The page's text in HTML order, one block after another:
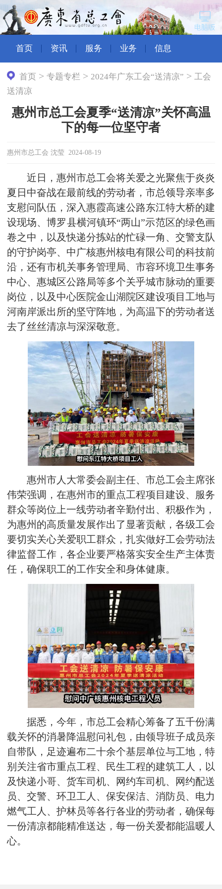
首页 资讯 服务 业务 信息
首页 >专题专栏 > 2024年广东工会“送清凉” > 工会
送清凉
惠州市总工会夏季“送清凉”关怀高温
下的每一位坚守者
惠州市总工会 沈莹 2024-08-19
近日，惠州市总工会将关爱之光聚焦于炎炎
夏日中奋战在最前线的劳动者，市总领导亲率多
支慰问队伍，深入惠霞高速公路东江特大桥的建
设现场、博罗县横河镇环“两山”示范区的绿色画
卷之中，以及快递分拣站的忙碌一角、交警支队
的守护岗亭、中广核惠州核电有限公司的科技前
沿，还有市机关事务管理局、市容环境卫生事务
中心、惠城区公路局等多个关乎城市脉动的重要
岗位，以及中心医院金山湖院区建设项目工地与
河南岸派出所的坚守阵地，为高温下的劳动者送
去了丝丝清凉与深深敬意。
惠州市人大常委会副主任、市总工会主席张
伟荣强调，在惠州市的重点工程项目建设、服务
群众等岗位上一线劳动者辛勤付出、积极作为，
为惠州的高质量发展作出了显著贡献，各级工会
要切实关心关爱职工群众，扎实做好工会劳动法
律监督工作，各企业要严格落实安全生产主体责
任，确保职工的工作安全和身体健康。
据悉，今年，市总工会精心筹备了五千份满
载关怀的消暑降温慰问礼包，由领导班子成员亲
自带队，足迹遍布二十余个基层单位与工地，特
别关注省市重点工程、民生工程的建筑工人，以
及快递小哥、货车司机、网约车司机、网约配送
员、交警、环卫工人、保安保洁、消防员、电力
燃气工人、护林员等各行各业的劳动者，确保每
一份清凉都能精准送达，每一份关爱都能温暖人
心。